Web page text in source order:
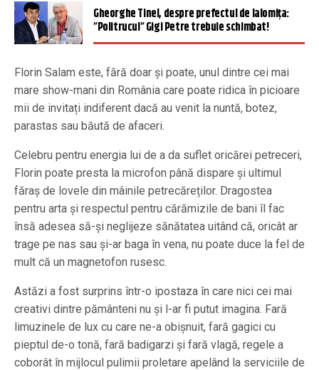
Gheorghe Tinel, despre prefectul de Ialomița:
”Politrucul” Gigi Petre trebuie schimbat!
Florin Salam este, fără doar și poate, unul dintre cei mai
mare show-mani din România care poate ridica în picioare
mii de invitați indiferent dacă au venit la nuntă, botez,
parastas sau băută de afaceri.
Celebru pentru energia lui de a da suflet oricărei petreceri,
Florin poate presta la microfon până dispare și ultimul
făraș de lovele din mâinile petrecăreților. Dragostea
pentru arta și respectul pentru cărămizile de bani îl fac
însă adesea să-și neglijeze sănătatea uitând că, oricât ar
trage pe nas sau și-ar baga în vena, nu poate duce la fel de
mult că un magnetofon rusesc.
Astăzi a fost surprins într-o ipostaza în care nici cei mai
creativi dintre pământeni nu și l-ar fi putut imagina. Fară
limuzinele de lux cu care ne-a obișnuit, fară gagici cu
pieptul de-o tonă, fară badigarzi și fară vlagă, regele a
coborât în mijlocul pulimii proletare apelând la serviciile de